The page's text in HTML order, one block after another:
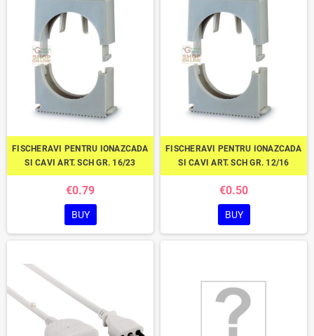
FISCHERAVI PENTRU IONAZCADA
SI CAVI ART. SCH GR. 16/23
€0.79
BUY
FISCHERAVI PENTRU IONAZCADA
SI CAVI ART. SCH GR. 12/16
€0.50
BUY